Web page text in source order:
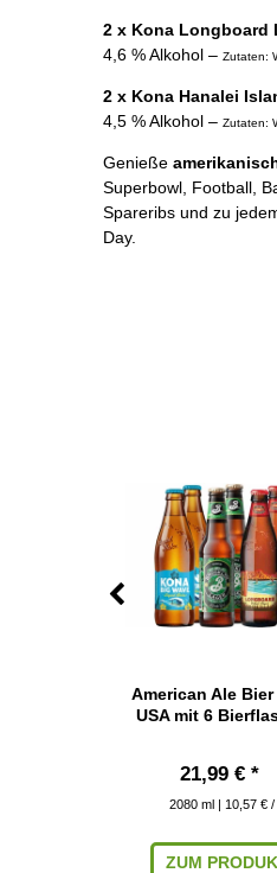
2 x Kona Longboard
4,6 % Alkohol – Zutaten:
2 x Kona Hanalei
4,5 % Alkohol – Zutaten:
Genieße
Superbowl, Football,
Spareribs und zu
Day.
American Ale Bier
USA mit 6
21,99 € *
2080 ml | 10,57 € /
ZUM